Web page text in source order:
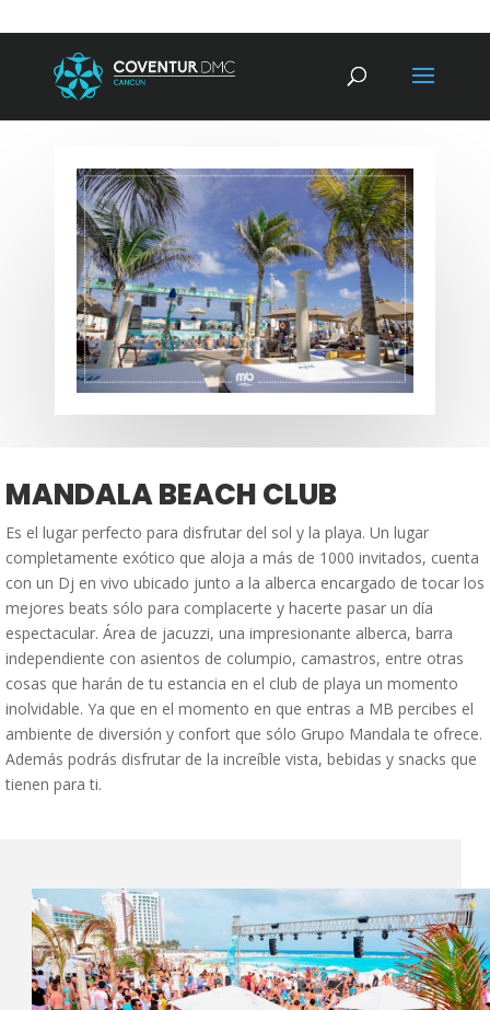
MANDALA BEACH CLUB
Es el lugar perfecto para disfrutar del sol y la playa. Un lugar
completamente exótico que aloja a más de 1000 invitados, cuenta
con un Dj en vivo ubicado junto a la alberca encargado de tocar los
mejores beats sólo para complacerte y hacerte pasar un día
espectacular. Área de jacuzzi, una impresionante alberca, barra
independiente con asientos de columpio, camastros, entre otras
cosas que harán de tu estancia en el club de playa un momento
inolvidable. Ya que en el momento en que entras a MB percibes el
ambiente de diversión y confort que sólo Grupo Mandala te ofrece.
Además podrás disfrutar de la increíble vista, bebidas y snacks que
tienen para ti.